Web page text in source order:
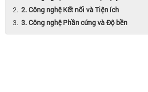
2. Công nghệ Kết nối và Tiện ích
3. Công nghệ Phần cứng và Độ bền